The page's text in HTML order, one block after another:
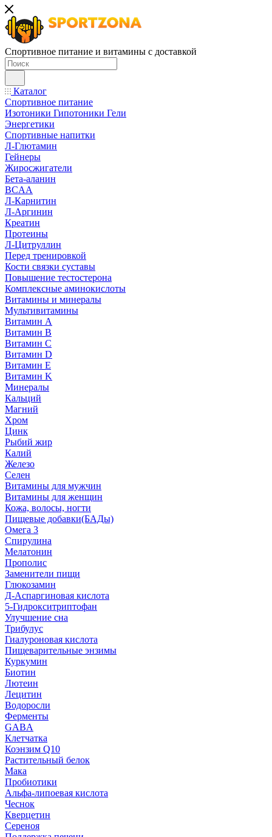
Спортивное питание и витамины с доставкой
Каталог
Спортивное питание
Изотоники Гипотоники Гели
Энергетики
Спортивные напитки
Л-Глютамин
Гейнеры
Жиросжигатели
Бета-аланин
BCAA
Л-Карнитин
Л-Аргинин
Креатин
Протеины
Л-Цитруллин
Перед тренировкой
Кости связки суставы
Повышение тестостерона
Комплексные аминокислоты
Витамины и минералы
Мультивитамины
Витамин A
Витамин B
Витамин C
Витамин D
Витамин E
Витамин K
Минералы
Кальций
Магний
Хром
Цинк
Рыбий жир
Калий
Железо
Селен
Витамины для мужчин
Витамины для женщин
Кожа, волосы, ногти
Пищевые добавки(БАДы)
Омега 3
Спирулина
Мелатонин
Прополис
Заменители пищи
Глюкозамин
Д-Аспаргиновая кислота
5-Гидрокситриптофан
Улучшение сна
Трибулус
Гиалуроновая кислота
Пищеварительные энзимы
Куркумин
Биотин
Лютеин
Лецитин
Водоросли
Ферменты
GABA
Клетчатка
Коэнзим Q10
Растительный белок
Мака
Пробиотики
Альфа-липоевая кислота
Чеснок
Кверцетин
Сереноя